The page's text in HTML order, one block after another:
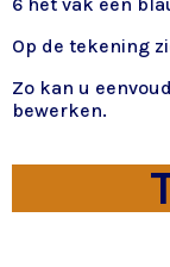
Op de tekening
Zo kan u
bewerken.